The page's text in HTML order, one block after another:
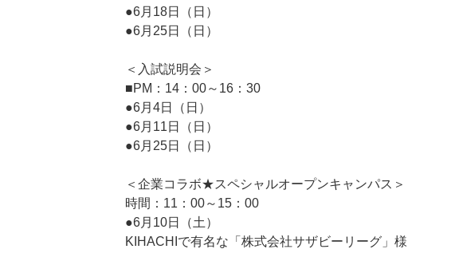
●6月18日（日）
●6月25日（日）
＜入試説明会＞
■PM：14：00～16：30
●6月4日（日）
●6月11日（日）
●6月25日（日）
＜企業コラボ★スペシャルオープンキャンパス＞
時間：11：00～15：00
●6月10日（土）
KIHACHIで有名な「株式会社サザビーリーグ」様